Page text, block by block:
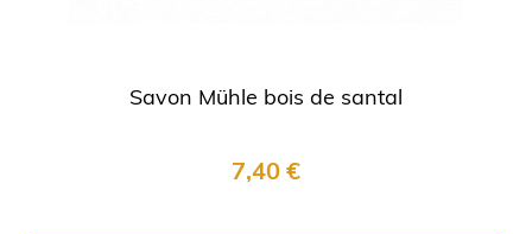
Savon Mühle bois de santal
7,40 €